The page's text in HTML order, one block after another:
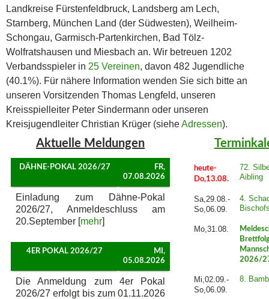
Landkreise Fürstenfeldbruck, Landsberg am Lech,
Starnberg, München Land (der Südwesten), Weilheim-
Schongau, Garmisch-Partenkirchen, Bad Tölz-
Wolfratshausen und Miesbach an. Wir betreuen 1202
Verbandsspieler in 25 Vereinen, davon 482 Jugendliche
(40.1%). Für nähere Information wenden Sie sich bitte an
unseren Vorsitzenden Thomas Lengfeld, unseren
Kreisspielleiter Peter Sindermann oder unseren
Kreisjugendleiter Christian Krüger (sieheAdressen).
Aktuelle Meldungen
DÄHNE-POKAL 2026/27
FR,
07.08.2026
Einladung zum Dähne-Pokal
2026/27, Anmeldeschluss am
20.September [mehr]
4ER POKAL 2026/27
MI,
05.08.2026
Die Anmeldung zum 4er Pokal
2026/27 erfolgt bis zum 01.11.2026
heute-
Do,13.08.
72.
Aibling
Sa,29.08.-
So,06.09.
4.
Mo,31.08.
2026/
Mi,02.09.-
So,06.09.
8.